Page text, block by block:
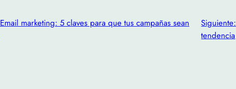
Email marketing: 5 claves para que tus campañas sean
Siguiente:
tendencia